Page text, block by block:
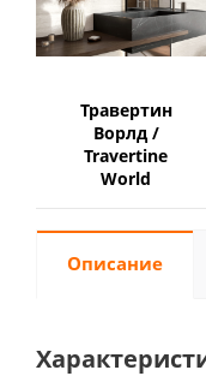
Травертин
Ворлд /
Travertine
World
Описание